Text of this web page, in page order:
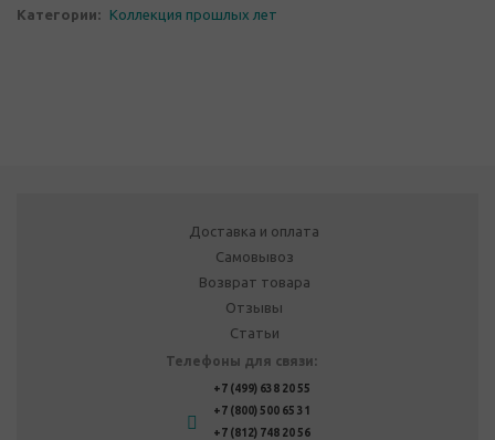
Категории: Коллекция прошлых лет
Доставка и оплата
Самовывоз
Возврат товара
Отзывы
Статьи
Телефоны для связи:
+7 (499) 638 20 55
+7 (800) 500 65 31
+7 (812) 748 20 56